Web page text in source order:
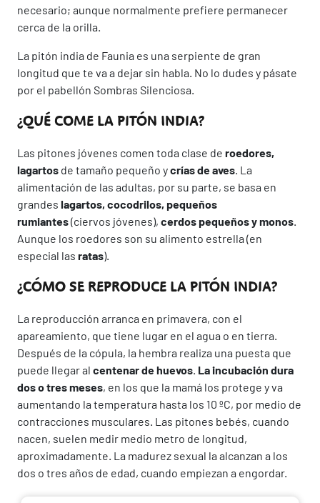
necesario; aunque normalmente prefiere permanecer
cerca de la orilla.
La pitón india de Faunia es una serpiente de gran
longitud que te va a dejar sin habla. No lo dudes y pásate
por el pabellón Sombras Silenciosa.
¿QUÉ COME LA PITÓN INDIA?
Las pitones jóvenes comen toda clase de roedores,
lagartos de tamaño pequeño ycrías de aves. La
alimentación de las adultas, por su parte, se basa en
grandes lagartos, cocodrilos, pequeños
rumiantes(ciervos jóvenes), cerdos pequeños y monos.
Aunque los roedores son su alimento estrella (en
especial las ratas).
¿CÓMO SE REPRODUCE LA PITÓN INDIA?
La reproducción arranca en primavera, con el
apareamiento, que tiene lugar en el agua o en tierra.
Después de la cópula, la hembra realiza una puesta que
puede llegar al centenar de huevos. La incubación dura
dos o tres meses, en los que la mamá los protege y va
aumentando la temperatura hasta los 10 ºC, por medio de
contracciones musculares. Las pitones bebés, cuando
nacen, suelen medir medio metro de longitud,
aproximadamente. La madurez sexual la alcanzan a los
dos o tres años de edad, cuando empiezan a engordar.